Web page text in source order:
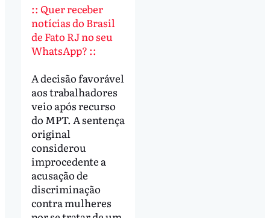
:: Quer receber
notícias do Brasil
de Fato RJ no seu
WhatsApp? ::
A decisão favorável
aos trabalhadores
veio após recurso
do MPT. A sentença
original
considerou
improcedente a
acusação de
discriminação
contra mulheres